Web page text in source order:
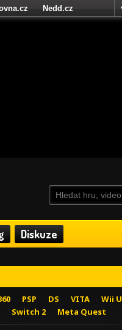
Diskuze
PSP DS VITA Wii U
Switch 2 Meta Quest
Nedd.cz